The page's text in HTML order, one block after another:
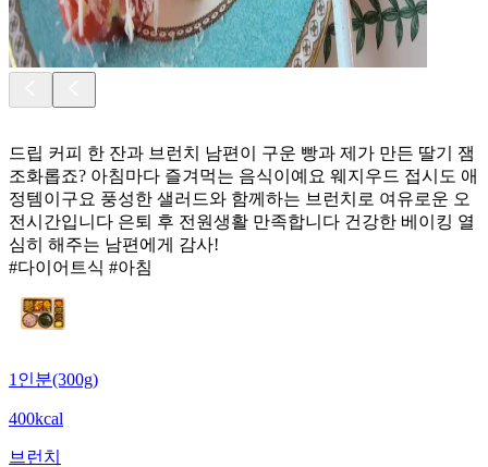
드립 커피 한 잔과 브런치 남편이 구운 빵과 제가 만든 딸기 잼
조화롭죠? 아침마다 즐겨먹는 음식이예요 웨지우드 접시도 애
정템이구요 풍성한 샐러드와 함께하는 브런치로 여유로운 오
전시간입니다 은퇴 후 전원생활 만족합니다 건강한 베이킹 열
심히 해주는 남편에게 감사!
#다이어트식 #아침
1인분(300g)
400kcal
브런치